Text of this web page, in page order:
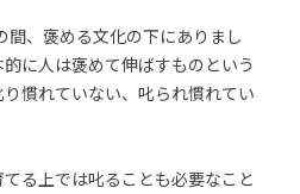
間、褒める文化の下にありまし
に人は褒めて伸ばすものという
慣れていない、叱られ慣れてい
る上では叱ることも必要なこと